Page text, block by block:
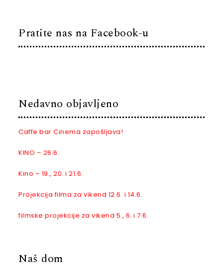
Pratite nas na Facebook-u
Nedavno objavljeno
Caffe bar Cinema zapošljava!
KINO – 26.6.
Kino – 19., 20. i 21.6.
Projekcija filma za vikend 12.6. i 14.6.
filmske projekcije za vikend 5., 6. i 7.6.
Naš dom